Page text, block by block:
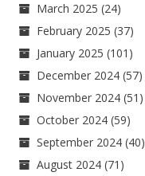
March 2025 (24)
February 2025 (37)
January 2025 (101)
December 2024 (57)
November 2024 (51)
October 2024 (59)
September 2024 (40)
August 2024 (71)